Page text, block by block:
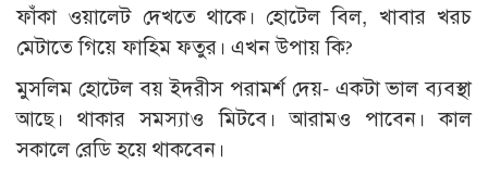
ফাঁকা ওয়ালেট দেখতে থাকে। হোটেল বিল, খাবার খরচ
মেটাতে গিয়ে ফাহিম ফতুর। এখন উপায় কি?
মুসলিম হোটেল বয় ইদরীস পরামর্শ দেয়- একটা ভাল ব্যবস্থা
আছে। থাকার সমস্যাও মিটবে। আরামও পাবেন। কাল
সকালে রেডি হয়ে থাকবেন।